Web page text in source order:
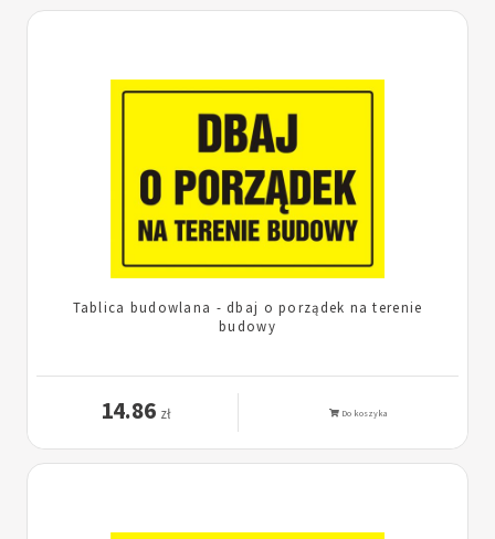
Tablica budowlana - dbaj o porządek na terenie
budowy
14.86 zł Do koszyka